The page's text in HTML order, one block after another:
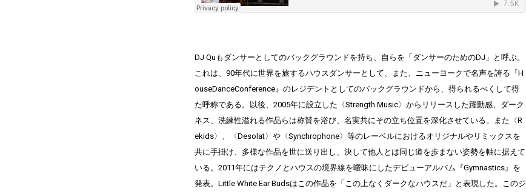
DJ Quもダンサーとしてのバックグラウンドを持ち、自らを「ダンサーのためのDJ」と呼ぶ。
これは、90年代に世界を旅するハウスダンサーとして、また、ニューヨークで名声を誇る『H
ouseDanceConference』のレジデントとしてのバックグラウンドから、得られるべくして得
た呼称である。以後、2005年に設立した〈Strength Music〉からリリースした躍動感、ダーク
ネス、洗練性溢れる作品らは称賛を浴び、名実共にその立ち位置を深化させている。また〈R
ekids〉、〈Desolat〉や〈Synchrophone〉等のレーベルにおけるオリジナルやリミックスを
共に手掛け、多様な作品を世に送り出し、決して他人とは同じ道を歩まない姿勢を軸に据えて
いる。2011年にはテクノとハウスの境界線を曖昧にしたデビューアルバム『Gymnastics』を
発表。Little White Ear Budsはこの作品を「この上なくダークなハウスだ」と表現した。このジ